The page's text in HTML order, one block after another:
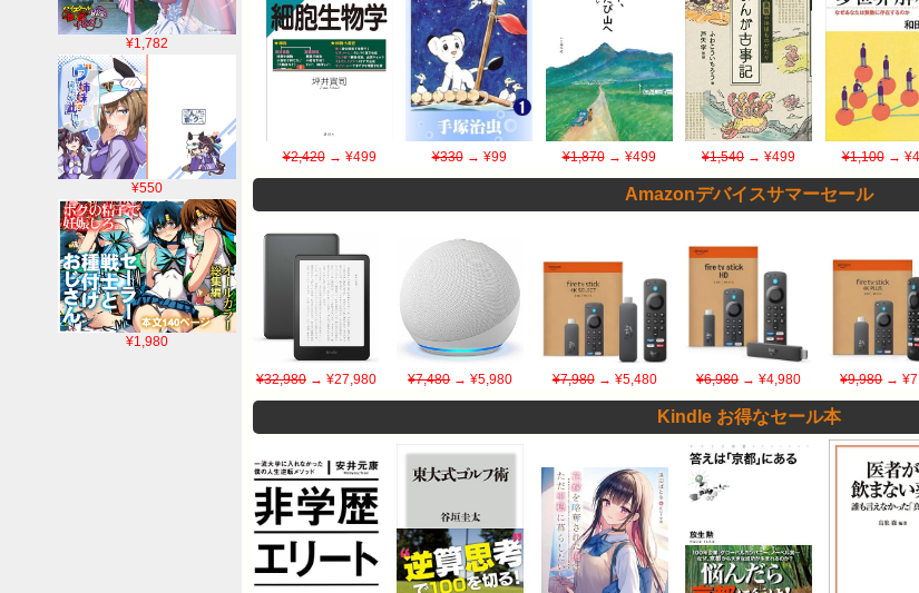
¥1,782
¥550
¥1,980
¥2,420→ ¥499 ¥330→ ¥99 ¥1,870→ ¥499 ¥1,540 → ¥499 ¥1,100→
Amazonデバイスサマーセール
¥32,980 → ¥27,980 ¥7,480→ ¥5,980 ¥7,980→ ¥5,480 ¥6,980→ ¥4,980 ¥9,980→
Kindle お得なセール本